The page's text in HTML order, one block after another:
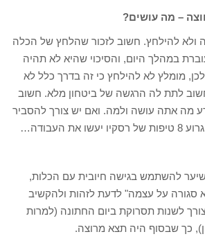
– מה עושים?
להילחץ. חשוב לזכור שהלחץ של הכלה
במהלך היום, והסיכוי שהיא לא תהיה
מומלץ לא להילחץ כי זה בדרך כלל לא
לתת לה הרגשה של ביטחון מלא. חשוב
מה אתה עושה ולמה. ואם יש צורך להסביר
העבודה…
להשתמש בגישה חיובית עם הכלות,
סגורה על עצמה" לדעת לזהות ולהקשיב
לשנות תסרוקת ביום החתונה (למרות
כך שבסוף היה תצא מרוצה.